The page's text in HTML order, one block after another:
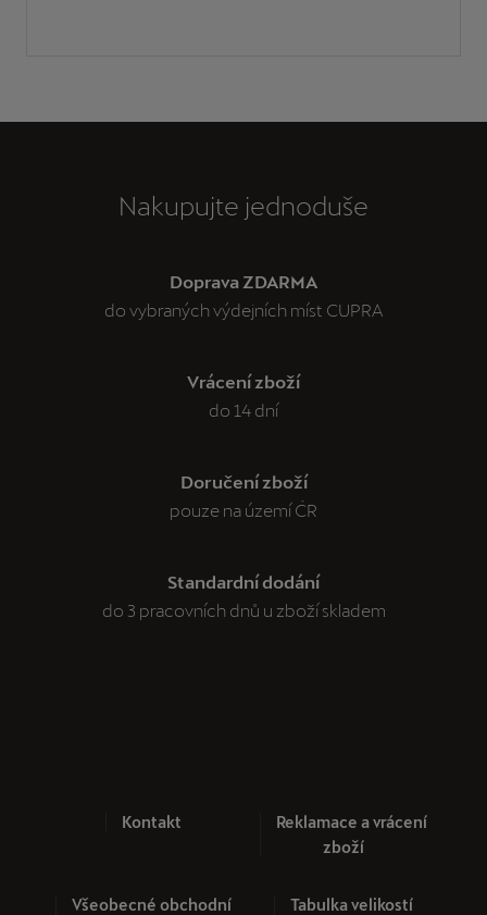
Nakupujte jednoduše
Doprava ZDARMA
do vybraných výdejních míst CUPRA
Vrácení zboží
do 14 dní
Doručení zboží
pouze na území ČR
Standardní dodání
do 3 pracovních dnů u zboží skladem
Kontakt
Reklamace a vrácení
zboží
Všeobecné obchodní
Tabulka velikostí